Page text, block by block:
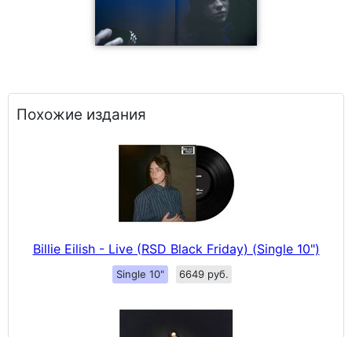
Похожие издания
Billie Eilish - Live (RSD Black Friday) (Single 10")
Single 10" 6649 руб.